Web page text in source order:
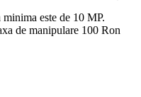
este de 10 MP.
de manipulare 100 Ron